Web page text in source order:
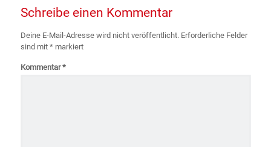
Schreibe einen Kommentar
Deine E-Mail-Adresse wird nicht veröffentlicht. Erforderliche Felder
sind mit *markiert
Kommentar*